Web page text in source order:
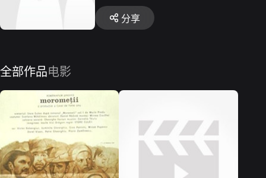
分享
全部作品电影